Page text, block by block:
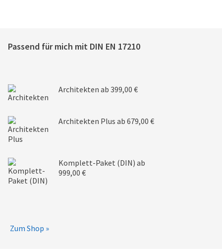
Passend für mich mit DIN EN 17210
Architekten ab 399,00 €
Architekten Plus ab 679,00 €
Komplett-Paket (DIN) ab
999,00 €
Zum Shop »